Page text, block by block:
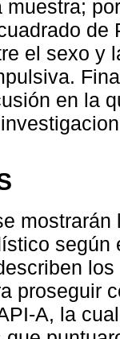
muestra;
de
el sexo y
en la
según
proseguir
A, la